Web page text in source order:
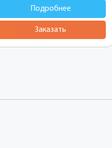
Подробнее
Заказать